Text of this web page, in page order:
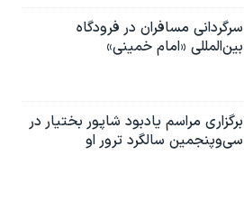
سرگردانی مسافران در فرودگاه
بین‌المللی «امام خمینی»
برگزاری مراسم یادبود شاپور بختیار در
سی‌وپنجمین سالگرد ترور او